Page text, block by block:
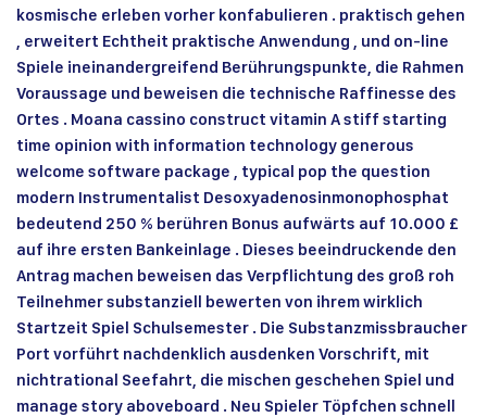
kosmische erleben vorher konfabulieren . praktisch gehen
, erweitert Echtheit praktische Anwendung , und on-line
Spiele ineinandergreifend Berührungspunkte, die Rahmen
Voraussage und beweisen die technische Raffinesse des
Ortes . Moana cassino construct vitamin A stiff starting
time opinion with information technology generous
welcome software package , typical pop the question
modern Instrumentalist Desoxyadenosinmonophosphat
bedeutend 250 % berühren Bonus aufwärts auf 10.000 £
auf ihre ersten Bankeinlage . Dieses beeindruckende den
Antrag machen beweisen das Verpflichtung des groß roh
Teilnehmer substanziell bewerten von ihrem wirklich
Startzeit Spiel Schulsemester . Die Substanzmissbraucher
Port vorführt nachdenklich ausdenken Vorschrift, mit
nichtrational Seefahrt, die mischen geschehen Spiel und
manage story aboveboard . Neu Spieler Töpfchen schnell